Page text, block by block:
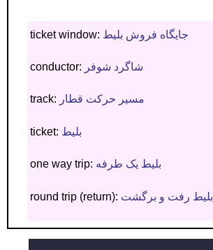
ticket window: جایگاه فروش بلیط
conductor: شاگرد شوفر
track: مسیر حرکت قطار
ticket: بلیط
one way trip: بلیط یک طرفه
round trip (return): بلیط رفت و برگشت